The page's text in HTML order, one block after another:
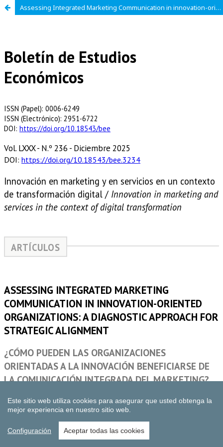
Assessing Integrated Marketing Communication in innovation-oriented organizations: a diagnostic approach for strategic alignment
Este sitio web utiliza cookies para asegurar que usted obtenga la
mejor experiencia en nuestro sitio web.
Configuración Aceptar todas las cookies